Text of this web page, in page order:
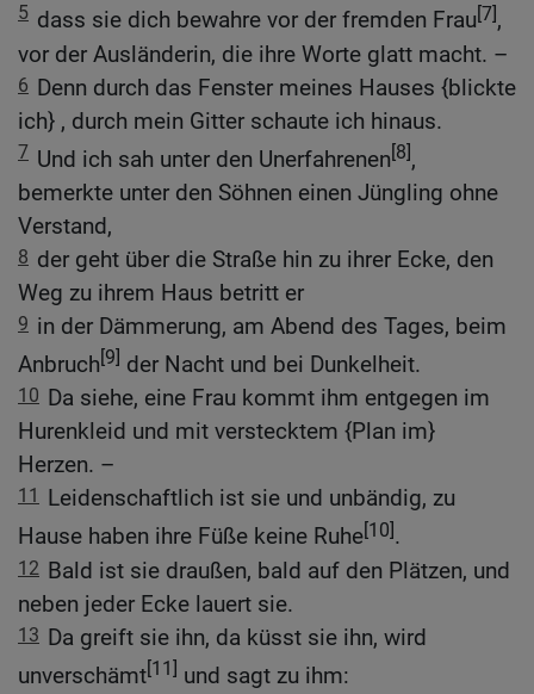
5 dass sie dich bewahre vor der fremden Frau[7],
vor der Ausländerin, die ihre Worte glatt macht. –
6 Denn durch das Fenster meines Hauses {blickte
ich} , durch mein Gitter schaute ich hinaus.
7 Und ich sah unter den Unerfahrenen[8],
bemerkte unter den Söhnen einen Jüngling ohne
Verstand,
8 der geht über die Straße hin zu ihrer Ecke, den
Weg zu ihrem Haus betritt er
9 in der Dämmerung, am Abend des Tages, beim
Anbruch[9] der Nacht und bei Dunkelheit.
10 Da siehe, eine Frau kommt ihm entgegen im
Hurenkleid und mit verstecktem {Plan im}
Herzen. –
11
Leidenschaftlich ist sie und unbändig, zu
Hause haben ihre Füße keine Ruhe[10].
12 Bald ist sie draußen, bald auf den Plätzen, und
neben jeder Ecke lauert sie.
13 Da greift sie ihn, da küsst sie ihn, wird
unverschämt[11] und sagt zu ihm: